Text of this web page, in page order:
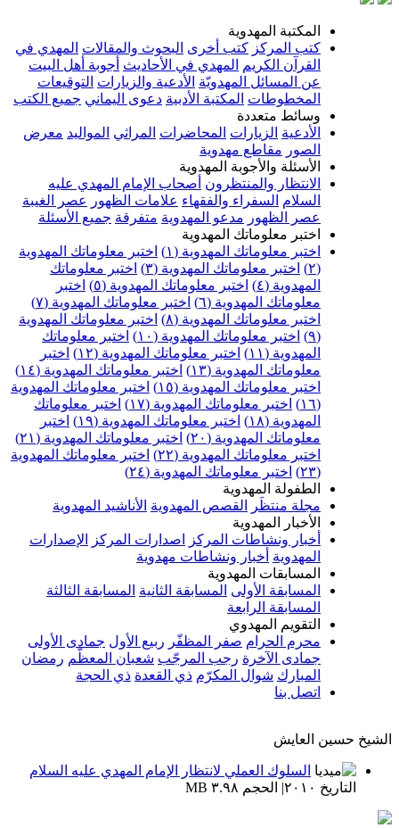
المكتبة المهدوية
كتب المركز كتب أخرى البحوث والمقالات المهدي في
القرآن الكريم
المهدي في الأحاديث أجوبة أهل البيت
عن المسائل المهدويّة الأدعية والزيارات التوقيعات
المخطوطات المكتبة الأدبية دعوى اليماني جميع الكتب
وسائط متعددة
الأدعية الزيارات المحاضرات المراثي المواليد معرض
الصور مقاطع مهدوية
الأسئلة والأجوبة المهدوية
الانتظار والمنتظرون أصحاب الإمام المهدي عليه
السلام السفراء والفقهاء علامات الظهور
عصر الغيبة
عصر الظهور مدعو المهدوية متفرقة جميع الأسئلة
اختبر معلوماتك المهدوية
اختبر معلوماتك المهدوية (١)
اختبر معلوماتك المهدوية
(٢)
اختبر معلوماتك المهدوية (٣)
اختبر معلوماتك
المهدوية (٤)
اختبر معلوماتك المهدوية (٥)
اختبر
معلوماتك المهدوية (٦)
اختبر معلوماتك المهدوية (٧)
اختبر معلوماتك المهدوية (٨)
اختبر معلوماتك المهدوية
(٩)
اختبر معلوماتك المهدوية (١٠)
اختبر معلوماتك
المهدوية (١١)
اختبر معلوماتك المهدوية (١٢)
اختبر
معلوماتك المهدوية (١٣)
اختبر معلوماتك المهدوية (١٤)
اختبر معلوماتك المهدوية (١٥)
اختبر معلوماتك المهدوية
(١٦)
اختبر معلوماتك المهدوية (١٧)
اختبر معلوماتك
المهدوية (١٨)
اختبر معلوماتك المهدوية (١٩)
اختبر
معلوماتك المهدوية (٢٠)
اختبر معلوماتك المهدوية (٢١)
اختبر معلوماتك المهدوية (٢٢)
اختبر معلوماتك المهدوية
(٢٣)
اختبر معلوماتك المهدوية (٢٤)
الطفولة المهدوية
مجلة منتظَر
القصص المهدوية الأناشيد المهدوية
الأخبار المهدوية
أخبار ونشاطات المركز
اصدارات المركز
الإصدارات
المهدوية أخبار ونشاطات مهدوية
المسابقات المهدوية
المسابقة الأولى المسابقة الثانية المسابقة الثالثة
المسابقة الرابعة
التقويم المهدوي
محرم الحرام صفر المظفّر ربيع الأول جمادى الأولى
جمادى الآخرة رجب المرجّب شعبان المعظّم رمضان
المبارك شوال المكرّم ذي القعدة ذي الحجة
اتصل بنا
الشيخ حسين العايش
السلوك العملي لانتظار الإمام المهدي عليه السلام
التاريخ ٢٠١٠| الحجم ٣.٩٨ MB